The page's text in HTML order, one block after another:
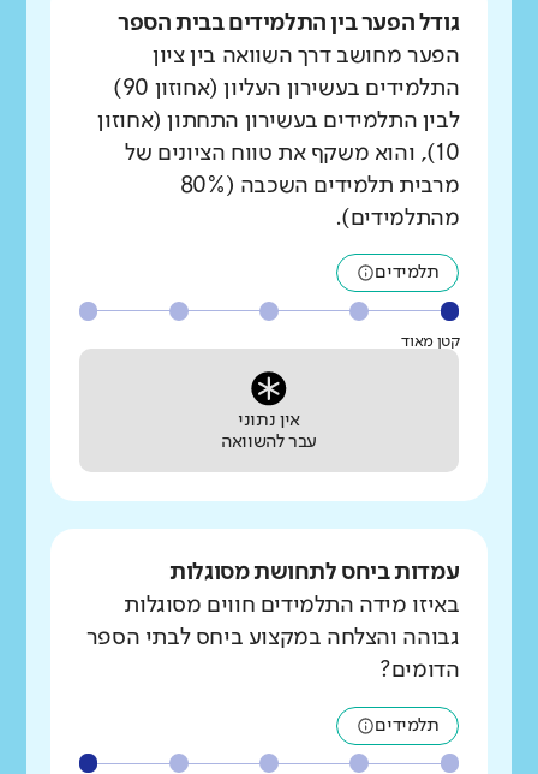
גודל הפער בין התלמידים בבית הספר
הפער מחושב דרך השוואה בין ציון
התלמידים בעשירון העליון (אחוזון 90)
לבין התלמידים בעשירון התחתון (אחוזון
10), והוא משקף את טווח הציונים של
מרבית תלמידים השכבה (80%
מהתלמידים).
תלמידים
קטן מאוד
אין נתוני
עבר להשוואה
עמדות ביחס לתחושת מסוגלות
באיזו מידה התלמידים חווים מסוגלות
גבוהה והצלחה במקצוע ביחס לבתי הספר
הדומים?
תלמידים